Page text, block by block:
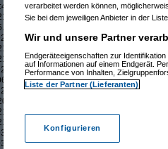
17:01:53)
17:48:56)
19:01:22)
19:09:18)
21:47:18)
08:41:21)
08:45:14)
08:53:26)
08:54:22)
08:56:59)
verarbeitet werden können,
Sie bei dem jeweiligen Anbieter in der
Wir und unsere Partner
Endgeräteeigenschaften zur
auf Informationen auf einem Endgerät.
Performance von Inhalten,
Liste der Partner (Lieferanten)
Konfigurieren